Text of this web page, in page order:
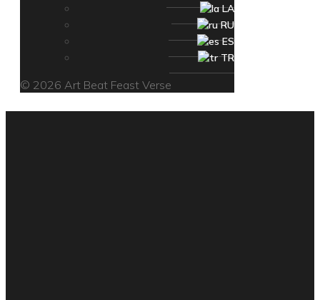
LA
RU
ES
TR
© 2026 Art Beat Feast Verse